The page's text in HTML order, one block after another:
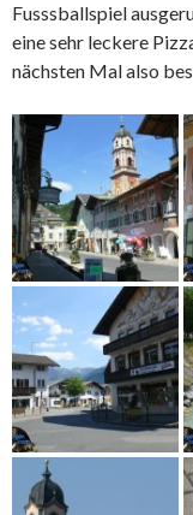
Fusssballspiel
eine sehr leckere
nächsten Mal also